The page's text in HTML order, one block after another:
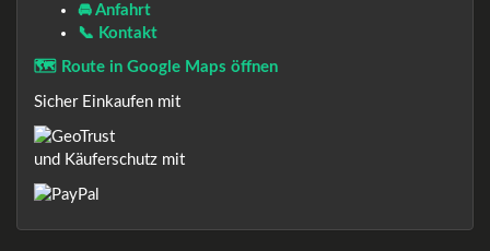
🚘 Anfahrt
📞 Kontakt
🗺️ Route in Google Maps öffnen
Sicher Einkaufen mit
und Käuferschutz mit